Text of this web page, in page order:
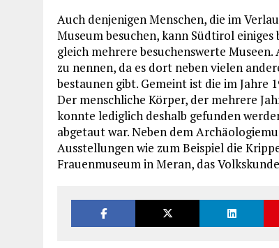
Auch denjenigen Menschen, die im
Museum besuchen, kann Südtirol
gleich mehrere besuchenswerte
zu nennen, da es dort neben vielen
bestaunen gibt. Gemeint ist die im Jahre
Der menschliche Körper, der mehrere
konnte lediglich deshalb gefunden
abgetaut war. Neben dem
Ausstellungen wie zum Beispiel die
Frauenmuseum in Meran, das